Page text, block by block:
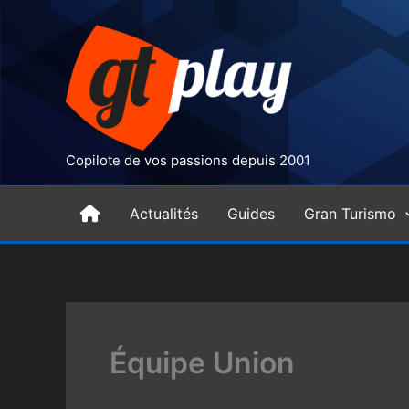
Copilote de vos passions depuis 2001
H Actualités Guides Gran Turismo
Équipe Union